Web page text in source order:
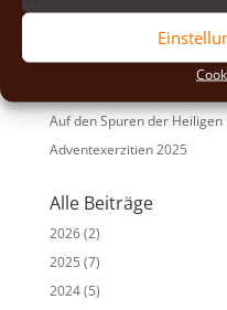
e
Osterexerzitien 2026
Fastenexerzitien 2026
Auf den Spuren der Heiligen
Adventexerzitien 2025
Alle Beiträge
2026(2)
2025 (7)
2024(5)